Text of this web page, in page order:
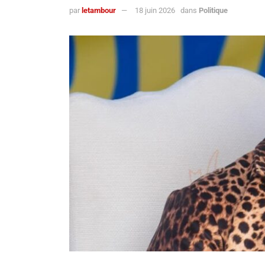
par letambour 18 juin 2026 dans Politique